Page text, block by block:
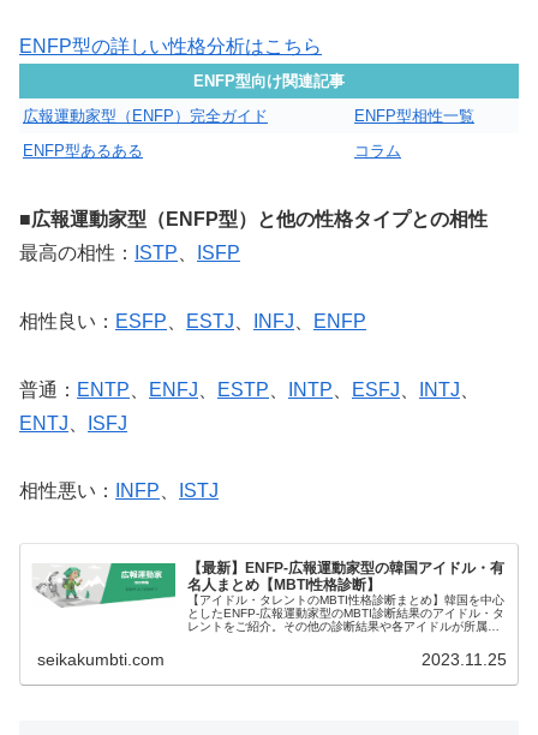
ENFP型の詳しい性格分析はこちら
ENFP型向け関連記事
広報運動家型（ENFP）完全ガイド
ENFP型相性一覧
ENFP型あるある
コラム
■広報運動家型（ENFP型）と他の性格タイプとの相性
最高の相性：
ISTP ISFP
相性良い： ESFP ESTJ INFJ ENFP
普通： ENTP ENFJ ESTP INTP ESFJ INTJ
ENTJ
ISFJ
相性悪い： INFP、 ISTJ
【最新】ENFP-広報運動家型の韓国アイドル・有
名人まとめ【MBTI性格診断】
【アイドル・タレントのMBTI性格診断まとめ】韓国を中心
としたENFP-広報運動家型のMBTI診断結果のアイドル・タ
レントをご紹介。その他の診断結果や各アイドルが所属す
seikakumbti.com 2023.11.25